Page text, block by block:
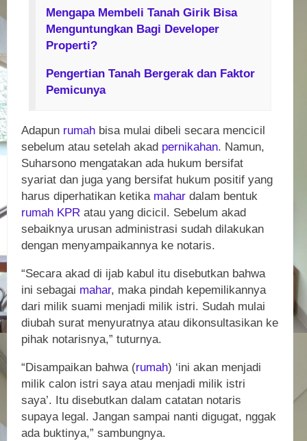
Mengapa Membeli Tanah Girik Bisa
Menguntungkan Bagi Developer
Properti?
Pengertian Tanah Bergerak dan Faktor
Pemicunya
Adapun rumah bisa mulai dibeli secara mencicil
sebelum atau setelah akad pernikahan. Namun,
Suharsono mengatakan ada hukum bersifat
syariat dan juga yang bersifat hukum positif yang
harus diperhatikan ketika mahar dalam bentuk
rumah KPR atau yang dicicil. Sebelum akad
sebaiknya urusan administrasi sudah dilakukan
dengan menyampaikannya ke notaris.
“Secara akad di ijab kabul itu disebutkan bahwa
ini sebagai mahar, maka pindah kepemilikannya
dari milik suami menjadi milik istri. Sudah mulai
diubah surat menyuratnya atau dikonsultasikan ke
pihak notarisnya,” tuturnya.
“Disampaikan bahwa (rumah) ‘ini akan menjadi
milik calon istri saya atau menjadi milik istri
saya’. Itu disebutkan dalam catatan notaris
supaya legal. Jangan sampai nanti digugat, nggak
ada buktinya,” sambungnya.